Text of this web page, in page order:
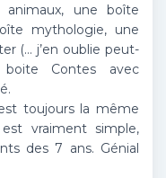
une boîte
mythologie, une
(… j’en oublie peut-
Contes avec
toujours la même
vraiment simple,
des 7 ans. Génial